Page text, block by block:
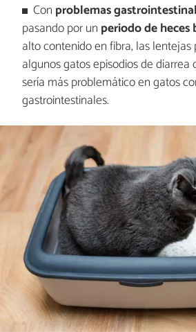
Con problemas
pasando por un periodo de heces
alto contenido en fibra, las
algunos gatos episodios de diarrea
sería más problemático en gatos
gastrointestinales.